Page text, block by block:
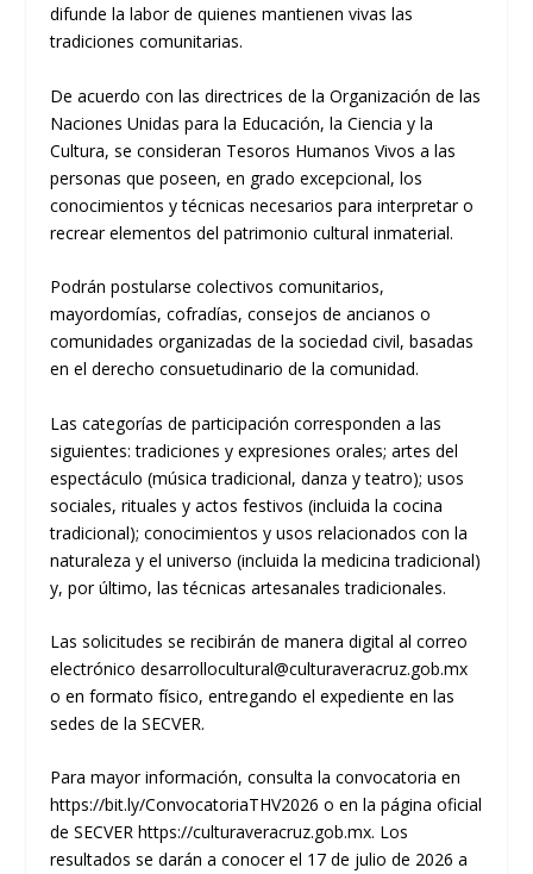
difunde la labor de quienes mantienen vivas las
tradiciones comunitarias.
De acuerdo con las directrices de la Organización de las
Naciones Unidas para la Educación, la Ciencia y la
Cultura, se consideran Tesoros Humanos Vivos a las
personas que poseen, en grado excepcional, los
conocimientos y técnicas necesarios para interpretar o
recrear elementos del patrimonio cultural inmaterial.
Podrán postularse colectivos comunitarios,
mayordomías, cofradías, consejos de ancianos o
comunidades organizadas de la sociedad civil, basadas
en el derecho consuetudinario de la comunidad.
Las categorías de participación corresponden a las
siguientes: tradiciones y expresiones orales; artes del
espectáculo (música tradicional, danza y teatro); usos
sociales, rituales y actos festivos (incluida la cocina
tradicional); conocimientos y usos relacionados con la
naturaleza y el universo (incluida la medicina tradicional)
y, por último, las técnicas artesanales tradicionales.
Las solicitudes se recibirán de manera digital al correo
electrónico desarrollocultural@culturaveracruz.gob.mx
o en formato físico, entregando el expediente en las
sedes de la SECVER.
Para mayor información, consulta la convocatoria en
https://bit.ly/ConvocatoriaTHV2026 o en la página oficial
de SECVER https://culturaveracruz.gob.mx. Los
resultados se darán a conocer el 17 de julio de 2026 a